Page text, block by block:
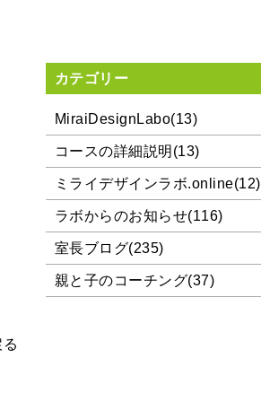
カテゴリー
MiraiDesignLabo(13)
コースの詳細説明(13)
ミライデザインラボ.online(12)
ラボからのお知らせ(116)
室長ブログ(235)
親と子のコーチング(37)